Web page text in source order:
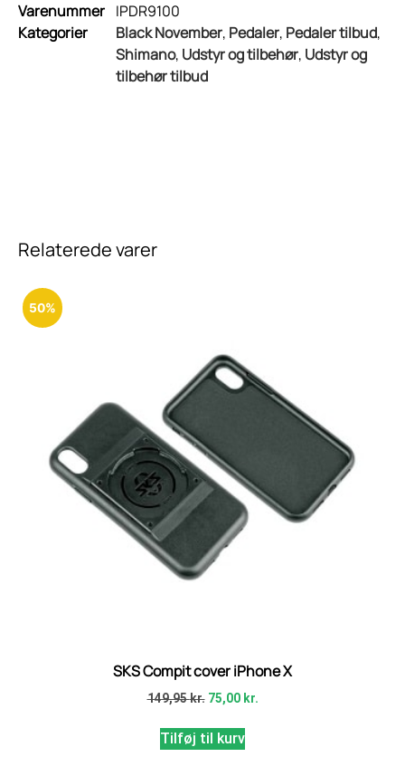
Varenummer IPDR9100
Kategorier
Black November, Pedaler, Pedaler tilbud,
Shimano, Udstyr og tilbehør, Udstyr og
tilbehør tilbud
Relaterede varer
50%
SKS Compit cover iPhone X
149,95kr. 75,00 kr.
Tilføj til kurv